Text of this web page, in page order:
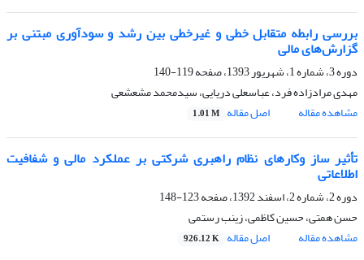
بررسی رابطه متقابل خطی و غیر‌خطی بین رشد و سودآوری مبتنی بر
گزارش‌های مالی
دوره 3، شماره 1، شهریور 1393، صفحه
119-140
مهدی مرادزاده فرد، عباسعلی دریایی، سیدمحمد مشعشعی
مشاهده مقاله
اصل مقاله 1.01 M
تأثیر ساز وکارهای نظام راهبری شرکتی بر عملکرد مالی و شفافیت
اطلاعاتی
دوره 2، شماره 2، اسفند 1392، صفحه
123-148
حسن همتی، حسین کاظمی، زینب رستمی
مشاهده مقاله
اصل مقاله 926.12 K